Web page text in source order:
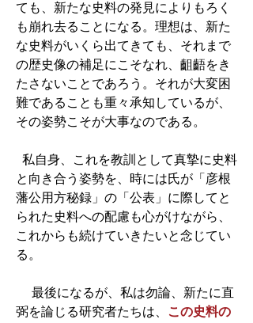
ても、新たな史料の発見によりもろく
も崩れ去ることになる。理想は、新た
な史料がいくら出てきても、それまで
の歴史像の補足にこそなれ、齟齬をき
たさないことであろう。それが大変困
難であることも重々承知しているが、
その姿勢こそが大事なのである。
私自身、これを教訓として真摯に史料
と向き合う姿勢を、時には氏が「彦根
藩公用方秘録」の「公表」に際してと
られた史料への配慮も心がけながら、
これからも続けていきたいと念じてい
る。
最後になるが、私は勿論、新たに直
弼を論じる研究者たちは、
この史料の